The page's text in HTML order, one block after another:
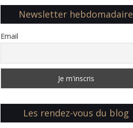
Newsletter hebdomadaire
Email
Les rendez-vous du blog